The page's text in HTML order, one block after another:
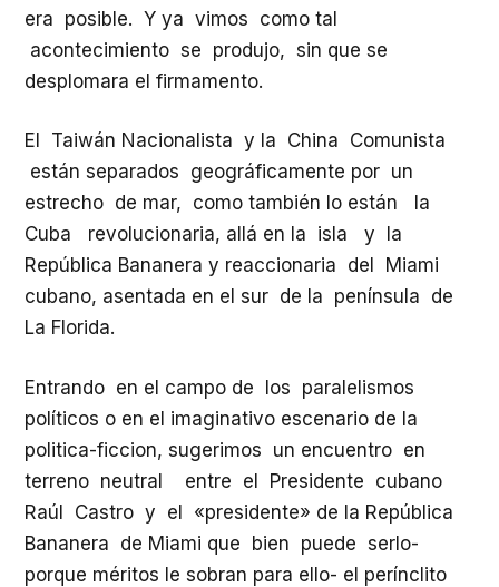
era posible. Y ya vimos como tal
acontecimiento se produjo, sin que se
desplomara el firmamento.
El Taiwán Nacionalista y la China Comunista
están separados geográficamente por un
estrecho de mar, como también lo están la
Cuba revolucionaria, allá en la isla y la
República Bananera y reaccionaria del Miami
cubano, asentada en el sur de la península de
La Florida.
Entrando en el campo de los paralelismos
políticos o en el imaginativo escenario de la
politica-ficcion, sugerimos un encuentro en
terreno neutral entre el Presidente cubano
Raúl Castro y el «presidente» de la República
Bananera de Miami que bien puede serlo-
porque méritos le sobran para ello- el perínclito